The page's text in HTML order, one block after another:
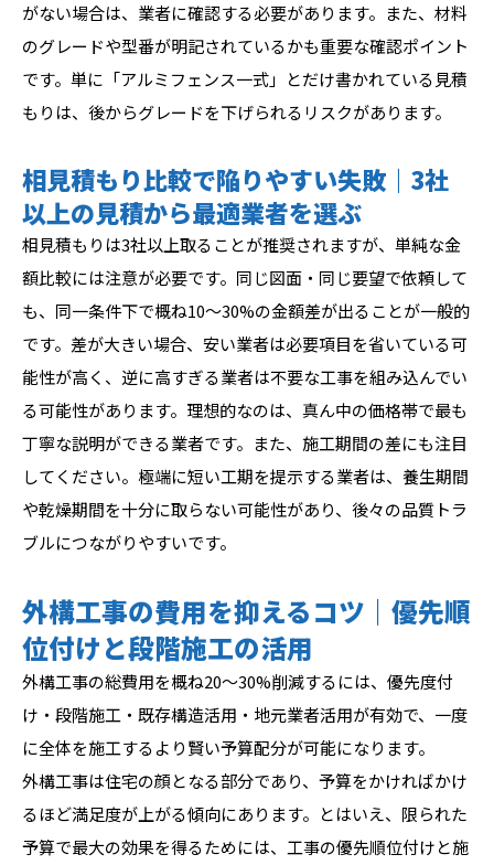
がない場合は、業者に確認する必要があります。また、材料
のグレードや型番が明記されているかも重要な確認ポイント
です。単に「アルミフェンス一式」とだけ書かれている見積
もりは、後からグレードを下げられるリスクがあります。
相見積もり比較で陥りやすい失敗｜3社
以上の見積から最適業者を選ぶ
相見積もりは3社以上取ることが推奨されますが、単純な金
額比較には注意が必要です。同じ図面・同じ要望で依頼して
も、同一条件下で概ね10〜30%の金額差が出ることが一般的
です。差が大きい場合、安い業者は必要項目を省いている可
能性が高く、逆に高すぎる業者は不要な工事を組み込んでい
る可能性があります。理想的なのは、真ん中の価格帯で最も
丁寧な説明ができる業者です。また、施工期間の差にも注目
してください。極端に短い工期を提示する業者は、養生期間
や乾燥期間を十分に取らない可能性があり、後々の品質トラ
ブルにつながりやすいです。
外構工事の費用を抑えるコツ｜優先順
位付けと段階施工の活用
外構工事の総費用を概ね20〜30%削減するには、優先度付
け・段階施工・既存構造活用・地元業者活用が有効で、一度
に全体を施工するより賢い予算配分が可能になります。
外構工事は住宅の顔となる部分であり、予算をかければかけ
るほど満足度が上がる傾向にあります。とはいえ、限られた
予算で最大の効果を得るためには、工事の優先順位付けと施